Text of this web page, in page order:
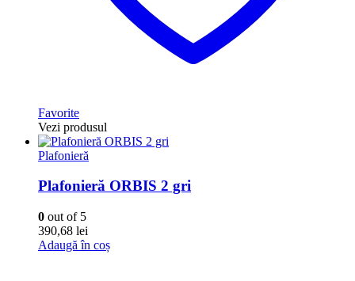
Favorite
Vezi produsul
Plafonieră
Plafonieră ORBIS 2 gri
0 out of 5
390,68 lei
Adaugă în coș